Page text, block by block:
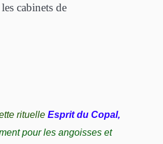
cabinets de
rituelle Esprit du Copal,
pour les angoisses et